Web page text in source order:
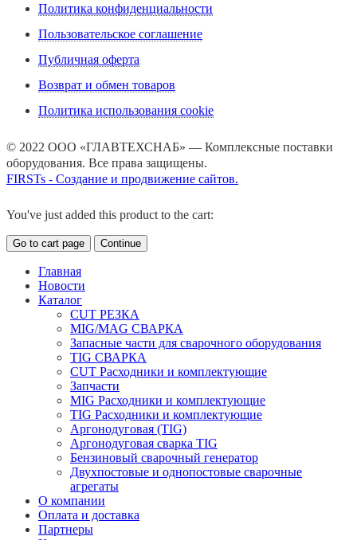
Политика конфиденциальности
Пользовательское соглашение
Публичная оферта
Возврат и обмен товаров
Политика использования cookie
© 2022 ООО «ГЛАВТЕХСНАБ» — Комплексные поставки
оборудования. Все права защищены.
FIRSTs - Создание и продвижение сайтов.
You've just added this product to the cart:
Go to cart page Continue
Главная
Новости
Каталог
CUT РЕЗКА
MIG/MAG СВАРКА
Запасные части для сварочного оборудования
TIG СВАРКА
CUT Расходники и комплектующие
Запчасти
MIG Расходники и комплектующие
TIG Расходники и комплектующие
Аргонодуговая (TIG)
Аргонодуговая сварка TIG
Бензиновый сварочный генератор
Двухпостовые и однопостовые сварочные
агрегаты
О компании
Оплата и доставка
Партнеры